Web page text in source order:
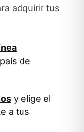
adquirir tus
de
y elige el
a tus